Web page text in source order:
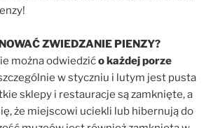
ZWIEDZANIE PIENZY?
można odwiedzićo każdej porze
w styczniu i lutym jest pusta
sklepy i restauracje są zamknięte, a
że miejscowi uciekli lub hibernują do